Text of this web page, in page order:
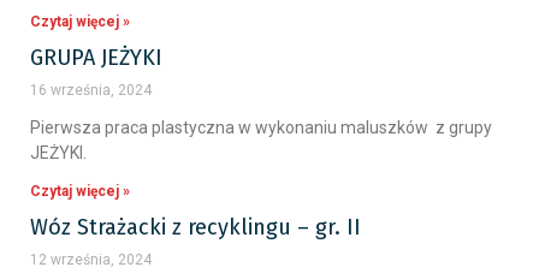
Czytaj więcej »
GRUPA JEŻYKI
16 września, 2024
Pierwsza praca plastyczna w wykonaniu maluszków z grupy
JEŻYKI.
Czytaj więcej »
Wóz Strażacki z recyklingu – gr. II
12 września, 2024